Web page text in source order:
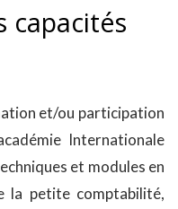
capacités
et/ou participation
Internationale
et modules en
la petite comptabilité,